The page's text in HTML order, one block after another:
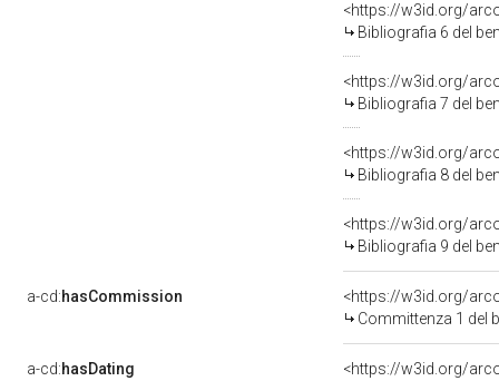
<https://w3id.org/
Bibliografia 6 del
<https://w3id.org/
Bibliografia 7 del
<https://w3id.org/
Bibliografia 8 del
<https://w3id.org/
Bibliografia 9 del
a-cd:hasCommission
<https://w3id.org/
Committenza 1 del
a-cd:hasDating
<https://w3id.org/